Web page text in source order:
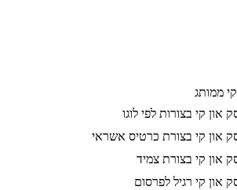
ממותג
און קי בצורות לפי לוגו
און קי בצורת כרטיס אשראי
און קי בצורת צמיד
און קי רגיל לפרסום